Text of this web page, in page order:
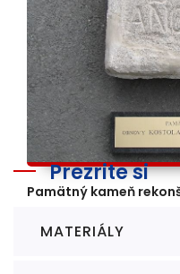
Pamätný kameň
Prezrite si
MATERIÁLY